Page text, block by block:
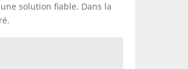
solution fiable. Dans la